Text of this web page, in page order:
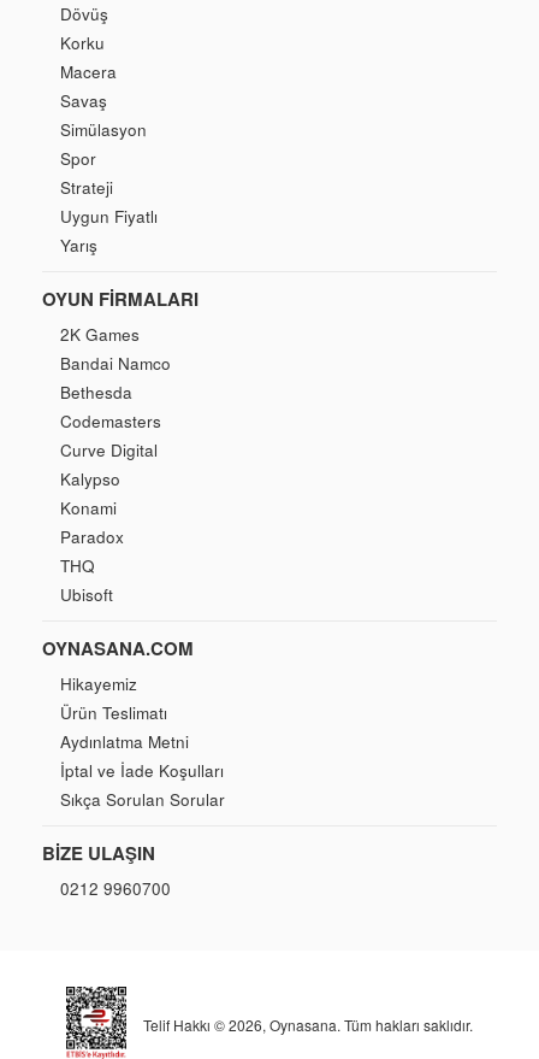
Dövüş
Korku
Macera
Savaş
Simülasyon
Spor
Strateji
Uygun Fiyatlı
Yarış
OYUN FIRMALARI
2K Games
Bandai Namco
Bethesda
Codemasters
Curve Digital
Kalypso
Konami
Paradox
THQ
Ubisoft
OYNASANA.COM
Hikayemiz
Ürün Teslimatı
Aydınlatma Metni
İptal ve İade Koşulları
Sıkça Sorulan Sorular
BIZE ULAŞIN
0212 9960700
Telif Hakkı © 2026, Oynasana. Tüm hakları saklıdır.